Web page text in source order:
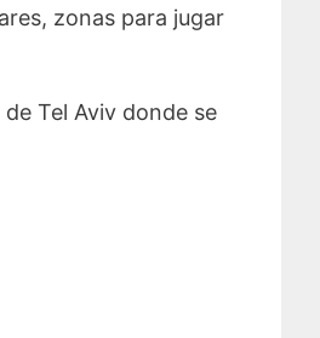
zonas para jugar
Tel Aviv donde se